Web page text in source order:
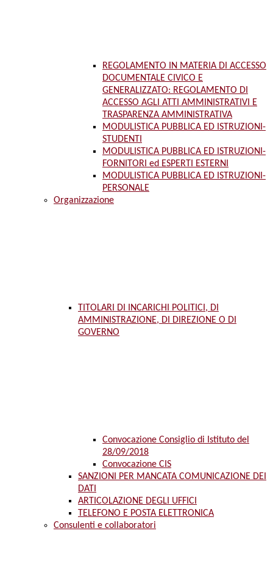
REGOLAMENTO IN MATERIA DI ACCESSO
DOCUMENTALE CIVICO E
GENERALIZZATO: REGOLAMENTO DI
ACCESSO AGLI ATTI AMMINISTRATIVI E
TRASPARENZA AMMINISTRATIVA
MODULISTICA PUBBLICA ED ISTRUZIONI-
STUDENTI
MODULISTICA PUBBLICA ED ISTRUZIONI-
FORNITORI ed ESPERTI ESTERNI
MODULISTICA PUBBLICA ED ISTRUZIONI-
PERSONALE
Organizzazione
TITOLARI DI INCARICHI POLITICI, DI
AMMINISTRAZIONE, DI DIREZIONE O DI
GOVERNO
Convocazione Consiglio di Istituto del
28/09/2018
Convocazione CIS
SANZIONI PER MANCATA COMUNICAZIONE DEI
DATI
ARTICOLAZIONE DEGLI UFFICI
TELEFONO E POSTA ELETTRONICA
Consulenti e collaboratori